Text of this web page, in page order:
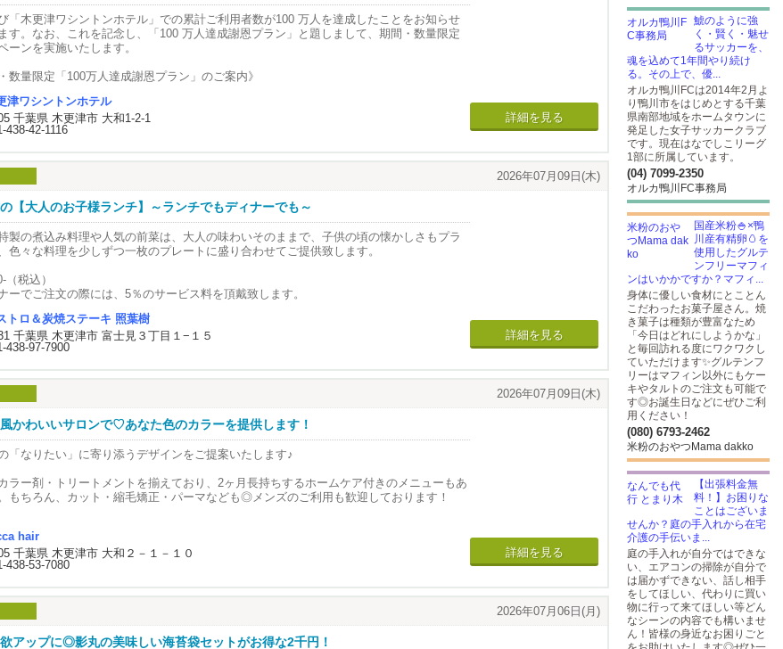
ージも､チラシも
方や､仕事ぶりを
ける内容です！！
いてみてくださいね！
の美容室やってます！
寄り添う
室 ゆうり
師 矢羽田 みほです🌹
容#出張美容#移動美容#福祉美容#介護美容#在宅美容
しい対応だと
らお聞きして
した。
けを
たいと思います。
由に出ることが難しい人へ
丁寧な施術を
ージも､チラシも
ける内容です！！
いてみてくださいね！
室 ゆうり
ヶ浦市
えてしまった体重、結婚式に向けてのダイエット、男性、女性のダイエットからボディ
で小濱トレーニングにお任せください！
料金はびびなびタウンガイドまたは公式ホームページをご覧ください。
わせお待ちしております。
「木更津ワシントンホテル」での累計ご利用者数が100 万人を達成したことをお知らせ
す。なお、これを記念し、「100 万人達成謝恩プラン」と題しまして、期間・数量限定
ーンを実施いたします。
数量限定「100万人達成謝恩プラン」のご案内》
イン時に、「ハズレ」なしのガラポン抽選会を開催いたします。
宿泊券」「レストラン券」など木更津ワシントンホテルでご利用いただける特典をご用
ます。
プランをご予約いただいた方、又は当日に 朝食・夕食をご利用された方に限る。
ラン BONSALUTE
条件
ー利用のお客様先着100食限定になります
日(月)より販売開始
、割引、キャンペーンとの併用不可
のご利用で1名分100％OFF
条件
限定 ※7/11より承ります。
、割引、キャンペーンとの併用不可
レルギーにつきましてご心配のお客様はご予約時にお申し出ください
ムパーティープラン』をご予約で幹事様1名分を無料サービス。
件
以上でのご利用。 8月31日(月)迄にご成約のお客様に限る。
、割引、キャンペーンとの併用不可
せ】
シントンホテル TEL：0438-42-1122
津ワシントンホテル
千葉県 木更津市 大和1-2-1
438-42-1116
詳細を見る
2026年07月09日(木)
【大人のお子様ランチ】～ランチでもディナーでも～
製の煮込み料理や人気の前菜は、大人の味わいそのままで、子供の頃の懐かしさもプラ
色々な料理を少しずつ一枚のプレートに盛り合わせてご提供致します。
（税込）
ーでご注文の際には、5％のサービス料を頂戴致します。
内容
特製デミグラス煮込みハンバーグ
高温燻製サーモン
ドリンク
トロ＆炭焼ステーキ 照葉樹
千葉県 木更津市 富士見３丁目１−１５
438-97-7900
詳細を見る
2026年07月09日(木)
かわいいサロンで♡あなた色のカラーを提供します！
「なりたい」に寄り添うデザインをご提案いたします♪
ラー剤・トリートメントを揃えており、2ヶ月長持ちするホームケア付きのメニューもあ
もちろん、カット・縮毛矯正・パーマなども◎メンズのご利用も歓迎しております！
待ちしております！
hair
千葉県 木更津市 大和２－１－１０
438-53-7080
詳細を見る
2026年07月06日(月)
アップに◎影丸の美味しい海苔袋セットがお得な2千円！
鯱のように強
く・賢く・魅せ
るサッカーを、
魂を込めて1年間やり続け
る。その上で、優...
オルカ鴨川FCは2014年2月よ
り鴨川市をはじめとする千葉
県南部地域をホームタウンに
発足した女子サッカークラブ
です。現在はなでしこリーグ
1部に所属しています。
(04) 7099-2350
オルカ鴨川FC事務局
国産米粉🍚×鴨
川産有精卵🥚を
使用したグルテ
ンフリーマフィ
ンはいかかですか？マフィ...
身体に優しい食材にとことん
こだわったお菓子屋さん。焼
き菓子は種類が豊富なため
「今日はどれにしようかな」
と毎回訪れる度にワクワクし
ていただけます✨グルテンフ
リーはマフィン以外にもケー
キやタルトのご注文も可能で
す◎お誕生日などにぜひご利
用ください！
(080) 6793-2462
米粉のおやつMama dakko
【出張料金無
料！】お困りな
ことはございま
せんか？庭の手入れから在宅
介護の手伝いま...
庭の手入れが自分ではできな
い、エアコンの掃除が自分で
は届かずできない、話し相手
をしてほしい、代わりに買い
物に行って来てほしい等どん
なシーンの内容でも構いませ
ん！皆様の身近なお困りごと